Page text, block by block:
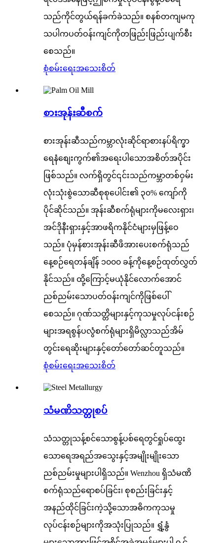
သည်ကိုင်တွယ်ရန်ခက်ခဲသည်။ စနစ်တကျမကု
သပါကပတ်ဝန်းကျင်ကိုတဖြည်းဖြည်းပျက်စီး
စေသည်။
စုံစမ်းရေးအသေးစိတ်
စားအုန်းဆီစက်
စားအုန်းဆီသည်ကမ္ဘာလုံးဆိုင်ရာစားနပ်ရိက္ခာ
ရေနံစျေးကွက်၏အရေးပါသောအစိတ်အပိုင်း
ဖြစ်သည်။ လက်ရှိတွင်၎င်းသည်ကမ္ဘာတစ်ဝှမ်း
လုံးသုံးစွဲသောဆီစုစုပေါင်း၏ ၃၀% ကျော်ကို
ပိုင်ဆိုင်သည်။ အုန်းဆီစက်ရုံများကိုမလေးရှား၊
အင်ဒိုနီးရှားနှင့်အာဖရိကနိုင်ငံများမှဖြန့်ဝေ
သည်။ ပုံမှန်စားအုန်းဆီဖိအားပေးစက်ရုံသည်
နေ့စဉ်ရေတန်ချိန် ၁၀၀၀ ခန့်ကိုနေ့စဉ်ထုတ်လွှတ်
နိုင်သည်။ ထို့ကြောင့်မယုံနိုင်လောက်အောင်
ညစ်ညမ်းသောပတ်ဝန်းကျင်ကိုဖြစ်ပေါ်
စေသည်။ ဂုဏ်သတ္တိများနှင့်ကုသမှုလုပ်ငန်းစဉ်
များအရစွန်ပလွံစက်ရုံများရှိမိလ္လာသည်အိမ်
တွင်းရေဆိုးများနှင့်တော်တော်ဆင်တူသည်။
စုံစမ်းရေးအသေးစိတ်
သံမဏိသတ္တုစပ်
သံသတ္တုသန့်စင်သောစွန့်ပစ်ရေတွင်ရှုပ်ထွေး
သောရေအရည်အသွေးနှင့်အမျိုးမျိုးသော
ညစ်ညမ်းမှုများပါရှိသည်။ Wenzhou ရှိသံမဏိ
စက်ရုံသည်ရောစပ်ခြင်း၊ စုစည်းခြင်းနှင့်
အနည်ထိုင်ခြင်းကဲ့သို့သောအဓိကကုသမှု
လုပ်ငန်းစဉ်များကိုအသုံးပြုသည်။ ရွှံ့နွံ